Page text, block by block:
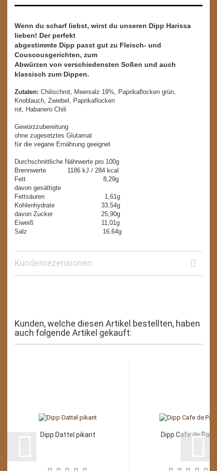
Wenn du scharf liebst, wirst du unseren Dipp Harissa
lieben! Der perfekt
abgestimmte Dipp passt gut zu Fleisch- und
Couscousgerichten, zum
Abwürzen von verschiedensten Soßen und auch
klassisch zum Dippen.
Zutaten: Chilischrot, Meersalz 19%, Paprikaflocken grün,
Knoblauch, Zwiebel, Paprikaflocken
rot, Habanero Chili
Gewürzzubereitung
ohne zugesetztes Glutamat
für die vegane Ernährung geeignet
Durchschnittliche Nährwerte pro 100g
Brennwerte 1186 kJ / 284 kcal
Fett 8,29g
davon gesättigte
Fettsäuren 1,61g
Kohlenhydrate 33,54g
davon Zucker 25,90g
Eiweiß 11,01g
Salz 16,64g
Kundenrezensionen
Kunden, welche diesen Artikel bestellten, haben
auch folgende Artikel gekauft:
Dipp Dattel pikant Dipp Cafe de Paris